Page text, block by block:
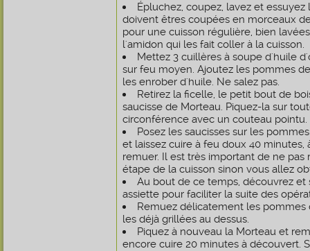
Épluchez, coupez, lavez et
doivent êtres coupées en morceaux
pour une cuisson régulière, bien
l'amidon qui les fait coller à la cuisson.
Mettez 3 cuillères à soupe d'huile
sur feu moyen. Ajoutez les pommes
les enrober d'huile. Ne salez pas.
Retirez la ficelle, le petit bout de
saucisse de Morteau. Piquez-la sur
circonférence avec un couteau pointu.
Posez les saucisses sur les
et laissez cuire à feu doux 40 minutes,
remuer. Il est très important de ne
étape de la cuisson sinon vous allez
Au bout de ce temps, découvrez et
assiette pour faciliter la suite des
Remuez délicatement les
les déjà grillées au dessus.
Piquez à nouveau la Morteau et
encore cuire 20 minutes à découvert.